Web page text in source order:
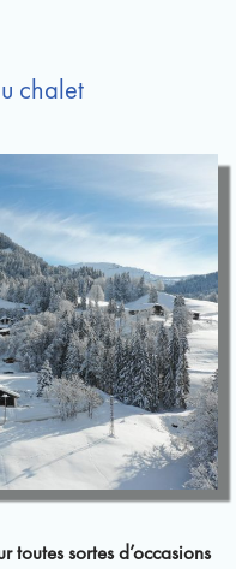
chalet
toutes sortes d’occasions